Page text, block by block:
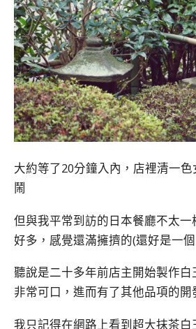
大約等了20分鐘入內，店裡清一
鬧
但與我平常到訪的日本餐廳不太
好多，感覺還滿擁擠的(還好是一
聽說是二十多年前店主開始製作
非常可口，進而有了其他品項的開
我只記得在網路上看到超大抹茶